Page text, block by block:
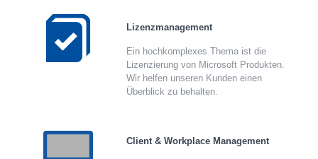
Lizenzmanagement
Ein hochkomplexes Thema ist die
Lizenzierung von Microsoft Produkten.
Wir helfen unseren Kunden einen
Überblick zu behalten.
Client & Workplace Management